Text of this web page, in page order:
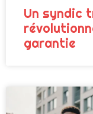
Un syndic
garantie